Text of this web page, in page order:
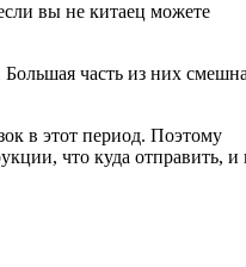
вы не китаец можете
часть из них
в этот период. Поэтому
что куда отправить, и